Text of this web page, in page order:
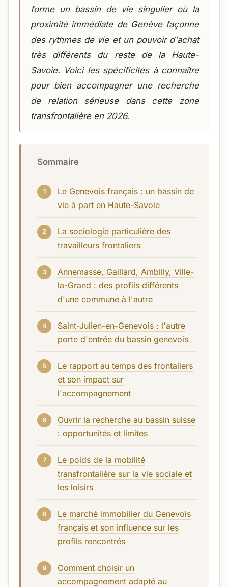
forme un bassin de vie singulier où la
proximité immédiate de Genève façonne
des rythmes de vie et un pouvoir d'achat
très différents du reste de la Haute-
Savoie. Voici les spécificités à connaître
pour bien accompagner une recherche
de relation sérieuse dans cette zone
transfrontalière en 2026.
Sommaire
Le Genevois français : un bassin de
vie à part en Haute-Savoie
La sociologie particulière des
travailleurs frontaliers
Annemasse, Gaillard, Ambilly, Ville-
la-Grand : des profils différents
d'une commune à l'autre
Saint-Julien-en-Genevois : l'autre
porte d'entrée du bassin genevois
Le rapport au temps des frontaliers
et son impact sur
l'accompagnement
Ouvrir la recherche au bassin suisse
: opportunités et limites
Le poids de la mobilité
transfrontalière sur la vie sociale et
les loisirs
Le marché immobilier du Genevois
français et son influence sur les
profils rencontrés
Comment choisir un
accompagnement adapté au